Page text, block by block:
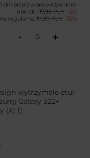
dni przed wprowadzeniem
obniżki: 17,98 PLN -5%
regularna: 19,99 PLN -15%
- +
wytrzymałe etui
Galaxy S22+
(X) ()